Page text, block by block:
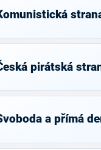
pirátská
a přímá